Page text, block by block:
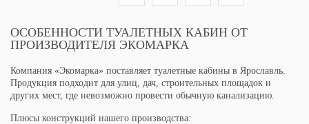
ОСОБЕННОСТИ ТУАЛЕТНЫХ КАБИН ОТ
ПРОИЗВОДИТЕЛЯ ЭКОМАРКА
Компания «Экомарка» поставляет туалетные кабины в Ярославль.
Продукция подходит для улиц, дач, строительных площадок и
других мест, где невозможно провести обычную канализацию.
Плюсы конструкций нашего производства: